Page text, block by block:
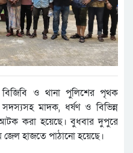
ও থানা পুলিশের পৃথক
মাদক, ধর্ষণ ও বিভিন্ন
করা হয়েছে। বুধবার দুপুরে
হাজতে পাঠানো হয়েছে।